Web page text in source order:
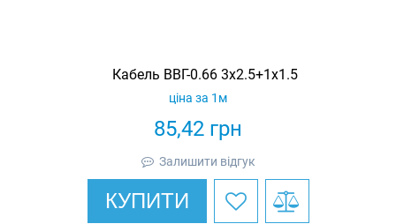
Кабель ВВГ-0.66 3х2.5+1х1.5
85,42 грн
ціна за 1м
Залишити відгук
КУПИТИ